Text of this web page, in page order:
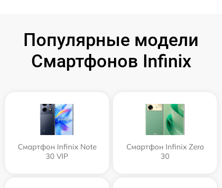
Популярные модели
Смартфонов Infinix
Смартфон Infinix Note
30 VIP
Смартфон Infinix Zero
30